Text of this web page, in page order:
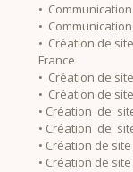
•
•
• Création de
France
• Création de
• Création de
• Création de
• Création de
• Création de
• Création de